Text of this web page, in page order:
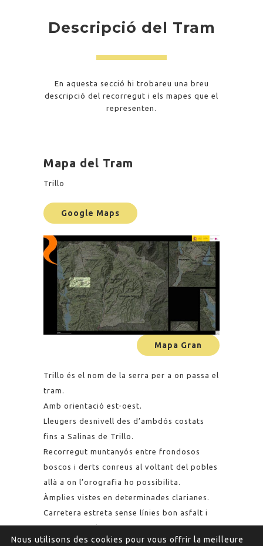
Descripció del Tram
En aquesta secció hi trobareu una breu
descripció del recorregut i els mapes que el
representen.
Mapa del Tram
Trillo
Google Maps
Mapa Gran
Trillo és el nom de la serra per a on passa el
tram.
Amb orientació est-oest.
Lleugers desnivell des d’ambdós costats
fins a Salinas de Trillo.
Recorregut muntanyós entre frondosos
boscos i derts conreus al voltant del pobles
allà a on l’orografia ho possibilita.
Àmplies vistes en determinades clarianes.
Carretera estreta sense línies bon asfalt i
traçat natural.
Sinuositat alta.
Nous utilisons des cookies pour vous offrir la meilleure